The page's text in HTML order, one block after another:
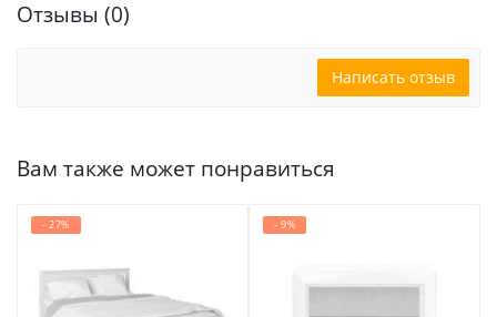
Отзывы (0)
Написать отзыв
Вам также может понравиться
- 27% - 9%